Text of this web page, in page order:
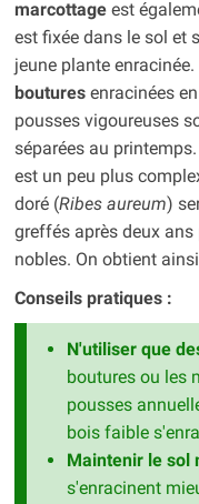
marcottageest
est fixée dans le sol et
jeune plante
boutures enracinées
pousses vigoureuses
séparées au
est un peu plus
doré (Ribes aureum)
greffés après deux
nobles. On obtient
Conseils pratiques :
N'utiliser que
boutures ou les
pousses
bois faible
Maintenir le sol
s'enracinent